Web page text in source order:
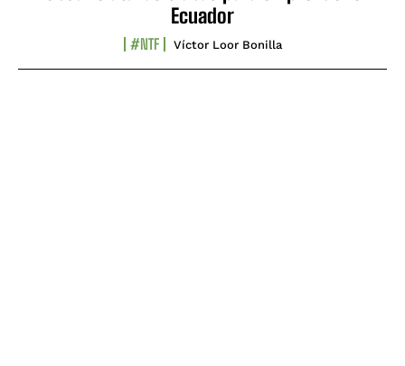
Ecuador
#NTF Víctor Loor Bonilla